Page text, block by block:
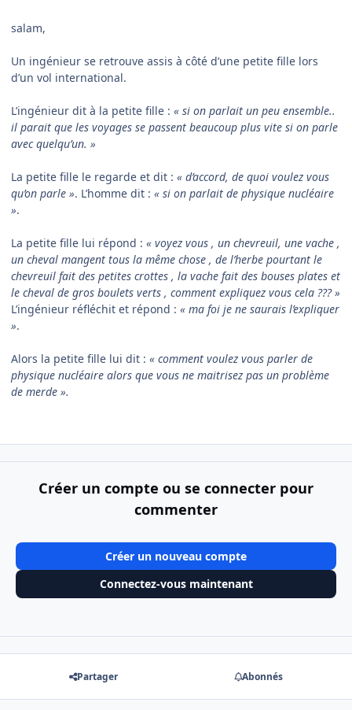
salam,
Un ingénieur se retrouve assis à côté d’une petite fille lors
d’un vol international.
L’ingénieur dit à la petite fille : « si on parlait un peu ensemble..
il parait que les voyages se passent beaucoup plus vite si on parle
avec quelqu’un. »
La petite fille le regarde et dit : « d’accord, de quoi voulez vous
qu’on parle ». L’homme dit : « si on parlait de physique nucléaire
».
La petite fille lui répond : « voyez vous , un chevreuil, une vache ,
un cheval mangent tous la même chose , de l’herbe pourtant le
chevreuil fait des petites crottes , la vache fait des bouses plates et
le cheval de gros boulets verts , comment expliquez vous cela ??? »
L’ingénieur réfléchit et répond : « ma foi je ne saurais l’expliquer
».
Alors la petite fille lui dit : « comment voulez vous parler de
physique nucléaire alors que vous ne maitrisez pas un problème
de merde ».
Créer un compte ou se connecter pour
commenter
Créer un nouveau compte
Connectez-vous maintenant
Partager Abonnés